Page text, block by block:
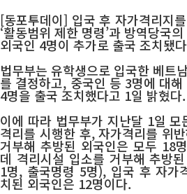
[동포투데이] 입국 후 자가격리지
‘활동범위 제한 명령’과 방역당국
외국인 4명이 추가로 출국 조치됐
법무부는 유학생으로 입국한 베트
를 결정하고, 중국인 등 3명에 대
4명을 출국 조치했다고 1일 밝혔다.
이에 따라 법무부가 지난달 1일 모
격리를 시행한 후, 자가격리를 위
거부해 추방된 외국인은 모두 18
데 격리시설 입소를 거부해 추방
1명, 출국명령 5명), 입국 후 자가
치된 외국인은 12명이다.